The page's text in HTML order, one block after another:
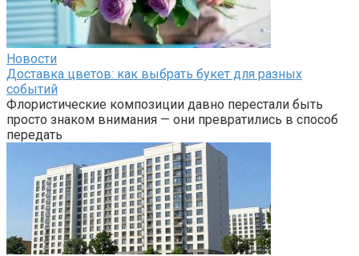
Новости
Доставка цветов: как выбрать букет для разных
событий
Флористические композиции давно перестали быть
просто знаком внимания — они превратились в способ
передать